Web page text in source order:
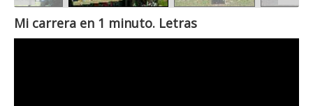
Mi carrera en 1 minuto. Letras